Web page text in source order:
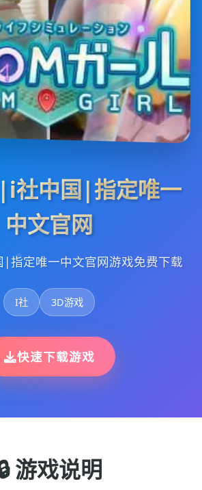
中国|指定唯一
中文官网
定唯一中文官网游戏免费下载
I社 3D游戏
快速下载游戏
游戏说明